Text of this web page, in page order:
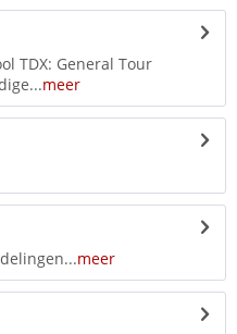
TDX: General Tour
meer
meer